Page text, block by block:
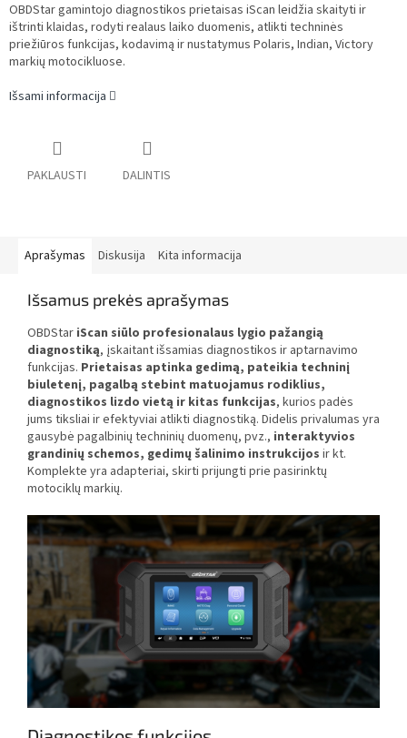
OBDStar gamintojo diagnostikos prietaisas iScan leidžia skaityti ir
ištrinti klaidas, rodyti realaus laiko duomenis, atlikti techninės
priežiūros funkcijas, kodavimą ir nustatymus Polaris, Indian, Victory
markių motocikluose.
Išsami informacija
PAKLAUSTI DALINTIS
Aprašymas Diskusija Kita informacija
Išsamus prekės aprašymas
OBDStar iScan siūlo profesionalaus lygio pažangią
diagnostiką, įskaitant išsamias diagnostikos ir aptarnavimo
funkcijas. Prietaisas aptinka gedimą, pateikia techninį
biuletenį, pagalbą stebint matuojamus rodiklius,
diagnostikos lizdo vietą ir kitas funkcijas, kurios padės
jums tiksliai ir efektyviai atlikti diagnostiką. Didelis privalumas yra
gausybė pagalbinių techninių duomenų, pvz., interaktyvios
grandinių schemos, gedimų šalinimo instrukcijos ir kt.
Komplekte yra adapteriai, skirti prijungti prie pasirinktų
motociklų markių.